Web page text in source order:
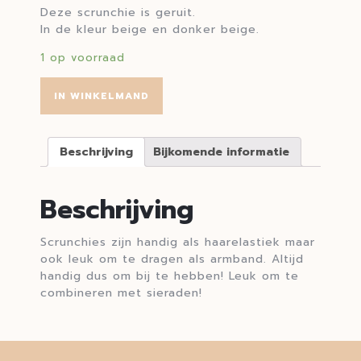
Deze scrunchie is geruit.
In de kleur beige en donker beige.
1 op voorraad
IN WINKELMAND
Beschrijving Bijkomende informatie
Beschrijving
Scrunchies zijn handig als haarelastiek maar
ook leuk om te dragen als armband. Altijd
handig dus om bij te hebben! Leuk om te
combineren met sieraden!